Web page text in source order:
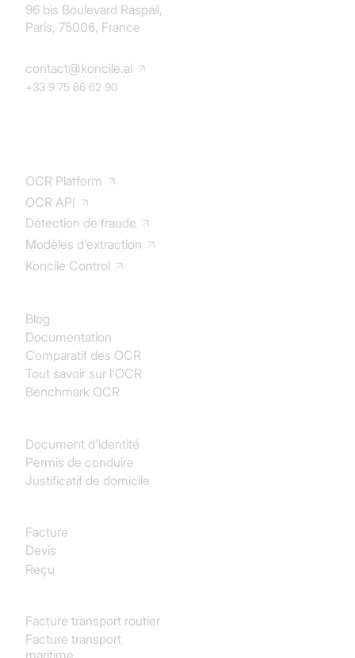
OCR Platform
OCR API
Détection de fraude
Modèles d'extraction
Koncile Control
Blog
Documentation
Comparatif des OCR
Tout savoir sur l'OCR
Benchmark OCR
Document d'identité
Permis de conduire
Justificatif de domicile
Facture
Devis
Reçu
Facture transport routier
Facture transport
maritime
96 bis Boulevard Raspail,
Paris, 75006, France
contact@koncile.ai
+33 9 75 86 62 90